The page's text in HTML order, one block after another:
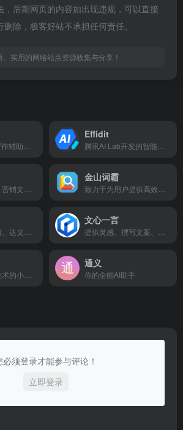
，后期网页的内容如出现违规，可以直接
除，极客好站不承担任何责任。
实用的网络站点资源收集与分享！
Effidit
金山词霸
文心一言
通义
你的全能AI助手
必须登录才能参与评论！
立即登录